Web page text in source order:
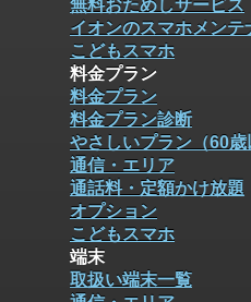
無料おためしサービス
イオンのスマホメンテ
こどもスマホ
料金プラン
料金プラン
料金プラン診断
やさしいプラン（60歳
通信・エリア
通話料・定額かけ放題
オプション
こどもスマホ
端末
取扱い端末一覧